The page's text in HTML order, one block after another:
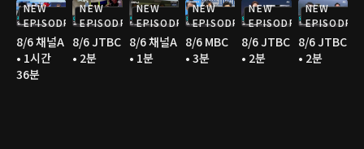
NEW
EPISODE
8/6 채널A
• 1시간
36분
NEW
EPISODE
8/6 JTBC
• 2분
NEW
EPISODE
8/6 채널A
• 1분
NEW
EPISODE
8/6 MBC
• 3분
NEW
EPISODE
8/6 JTBC
• 2분
NEW
EPISODE
8/6 JTBC
• 2분